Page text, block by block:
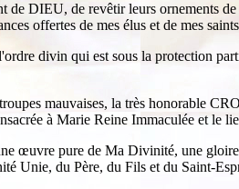
DIEU, de revêtir leurs ornements
offertes de mes élus et de mes
divin qui est sous la protection
mauvaises, la très honorable
à Marie Reine Immaculée et le
œuvre pure de Ma Divinité, une
Unie, du Père, du Fils et du Saint-